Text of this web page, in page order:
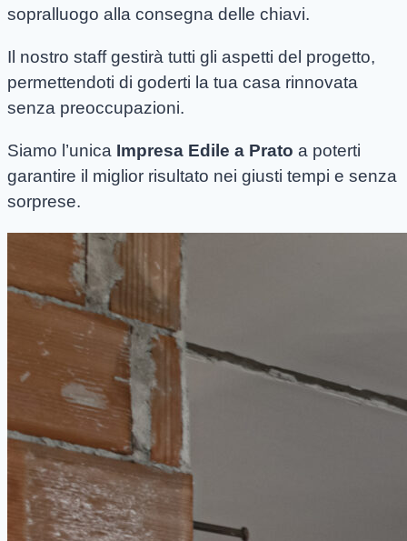
sopralluogo alla consegna delle chiavi.
Il nostro staff gestirà tutti gli aspetti del progetto,
permettendoti di goderti la tua casa rinnovata
senza preoccupazioni.
Siamo l’unica Impresa Edile a Prato a poterti
garantire il miglior risultato nei giusti tempi e senza
sorprese.